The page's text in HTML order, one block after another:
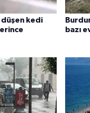
düşen kedi
bazı